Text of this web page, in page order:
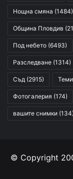
Нощна смяна (1484)
Община Пловдив
Под небето (6493)
Разследване (1314)
Съд (2915)
Фотогалерия (174)
вашите снимки (134)
© Copyright